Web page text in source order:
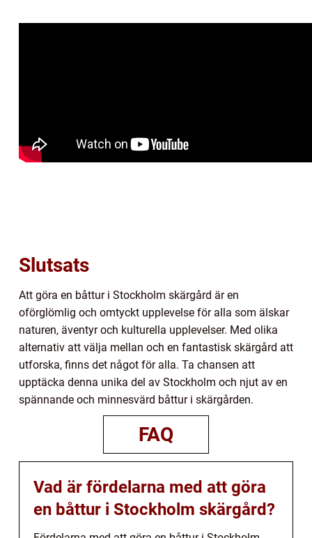
Slutsats
Att göra en båttur i Stockholm skärgård är en
oförglömlig och omtyckt upplevelse för alla som älskar
naturen, äventyr och kulturella upplevelser. Med olika
alternativ att välja mellan och en fantastisk skärgård att
utforska, finns det något för alla. Ta chansen att
upptäcka denna unika del av Stockholm och njut av en
spännande och minnesvärd båttur i skärgården.
FAQ
Vad är fördelarna med att göra
en båttur i Stockholm skärgård?